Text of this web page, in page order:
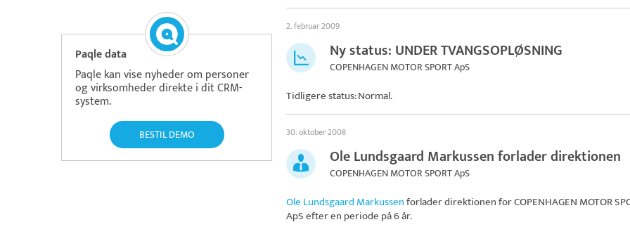
Paqle data
Paqle kan vise nyheder om personer
og virksomheder direkte i dit CRM-
system.
BESTIL DEMO
2. februar 2009
Ny status: UNDER TVANGSOPLØSNING
COPENHAGEN MOTOR SPORT ApS
Tidligere status: Normal.
30. oktober 2008
Ole Lundsgaard Markussen forlader direktionen
COPENHAGEN MOTOR SPORT ApS
Ole Lundsgaard Markussenforlader direktionen forCOPENHAGEN MOTOR
ApSefter en periode på 6 år.